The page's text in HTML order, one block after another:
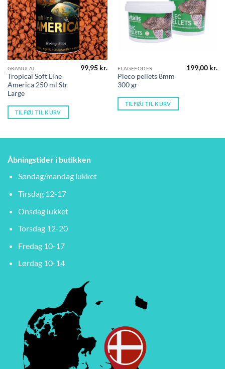
GRANULAT
Tropical Soft Line
America 250 ml Str
Large
99,95 kr.
TILFØJ TIL KURV
FLAGEFODER
Pleco pellets 8mm
300 gr
199,00 kr.
TILFØJ TIL KURV
Åbningstider i butikken
Søndag/mandag lukket
Tirsdag 12-17
Onsdag lukket
Torsdag 12-20
Fredag 10-17
Lørdag 10-14